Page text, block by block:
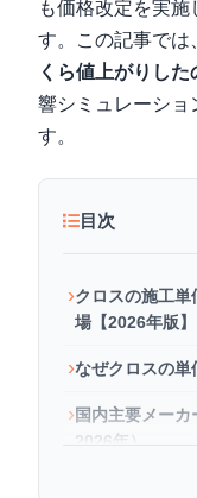
も価格改定を実
す。この記事では
くら値上がりし
響シミュレーショ
す。
目次
クロスの施工
場【2026年版】
なぜクロスの単
国内主要メー
2026年）